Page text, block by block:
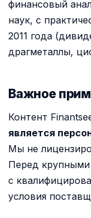
финансовый
наук, с
2011 года
драгметаллы,
Важное
Контент
является
Мы не
Перед крупными
с
условия